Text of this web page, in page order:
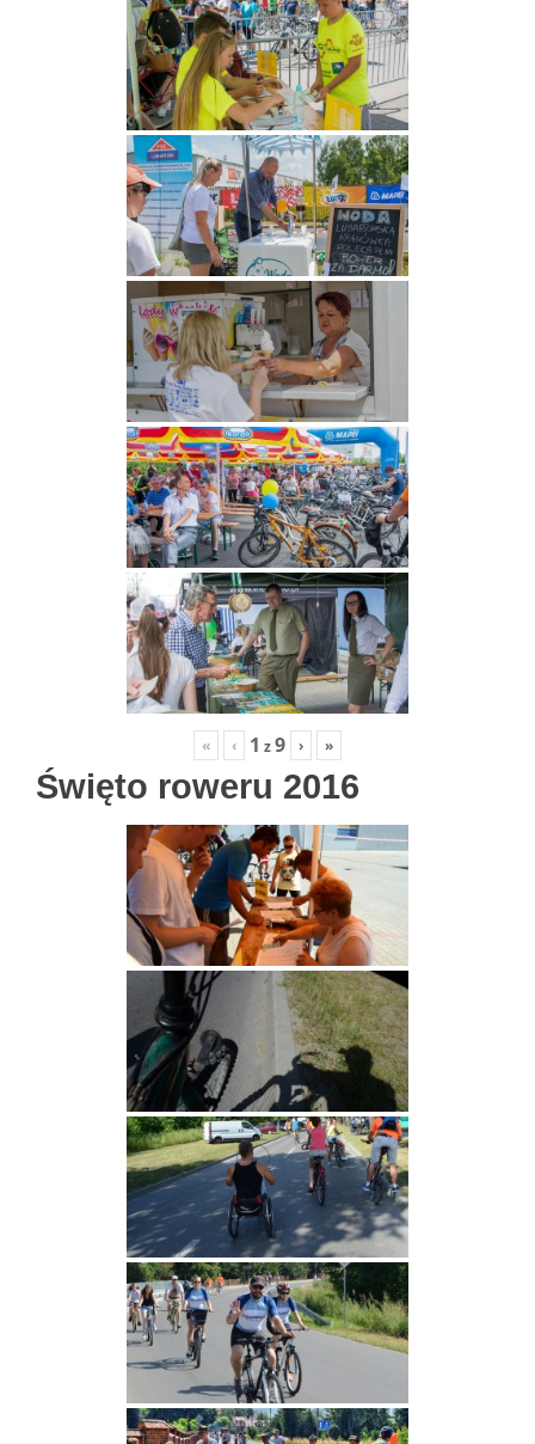
« ‹ 1 z9 › »
Święto roweru 2016